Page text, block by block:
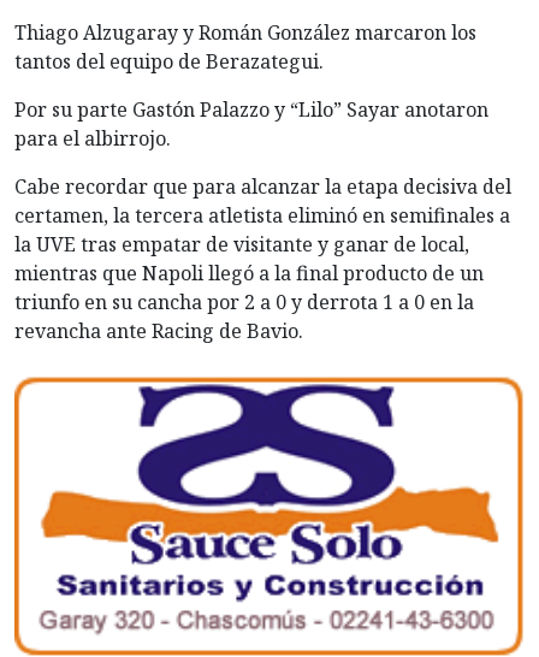
Thiago Alzugaray y Román González marcaron los
tantos del equipo de Berazategui.
Por su parte Gastón Palazzo y “Lilo” Sayar anotaron
para el albirrojo.
Cabe recordar que para alcanzar la etapa decisiva del
certamen, la tercera atletista eliminó en semifinales a
la UVE tras empatar de visitante y ganar de local,
mientras que Napoli llegó a la final producto de un
triunfo en su cancha por 2 a 0 y derrota 1 a 0 en la
revancha ante Racing de Bavio.